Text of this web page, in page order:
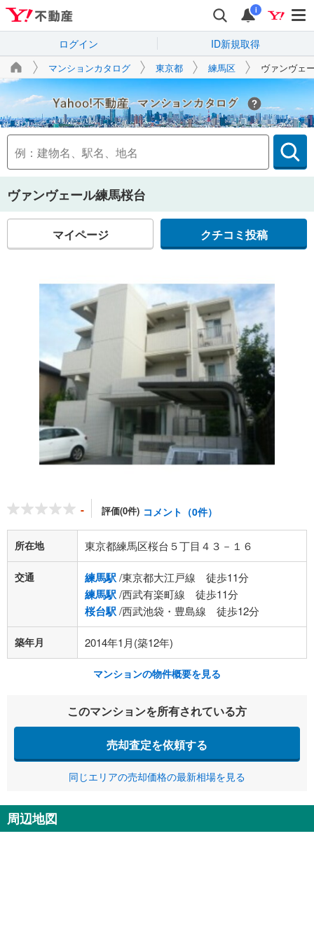
i
ログイン ID新規取得
マンションカタログ 東京都 練馬区 ヴァンヴェ
Yahoo!不動産
ヴァンヴェール練馬桜台
マイページ クチコミ投稿
- 評価(0件) コメント（0件）
所在地 東京都練馬区桜台５丁目４３－１６
交通 練馬駅/東京都大江戸線 徒歩11分
練馬駅/西武有楽町線 徒歩11分
桜台駅/西武池袋・豊島線 徒歩12分
築年月 2014年1月(築12年)
マンションの物件概要を見る
このマンションを所有されている方
売却査定を依頼する
同じエリアの売却価格の最新相場を見る
周辺地図